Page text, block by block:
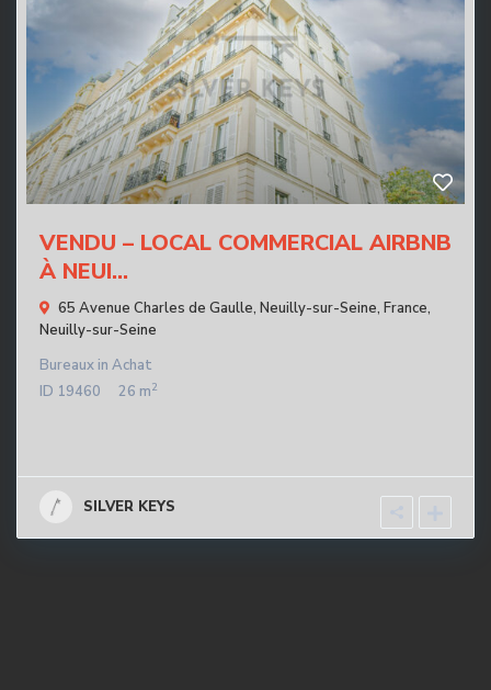
VENDU – LOCAL COMMERCIAL AIRBNB
À NEUI...
65 Avenue Charles de Gaulle, Neuilly-sur-Seine, France,
Neuilly-sur-Seine
Bureaux in Achat
ID 19460 26 m2
SILVER KEYS